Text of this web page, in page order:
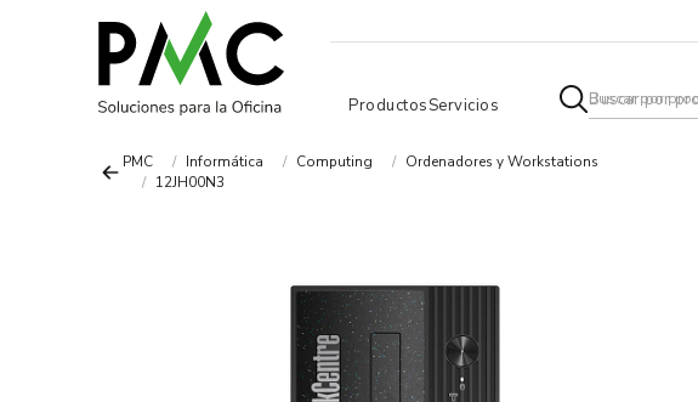
ProductosServicios
PMC Informática Computing
Ordenadores y Workstations
12JH00N3